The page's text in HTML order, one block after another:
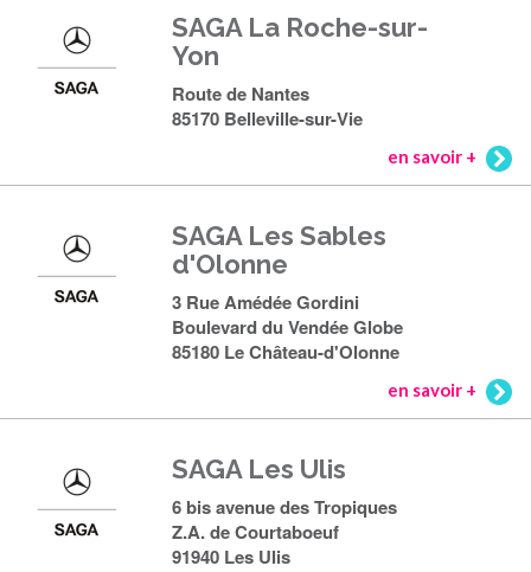
SAGA La Roche-sur-
Yon
Route de Nantes
85170 Belleville-sur-Vie
en savoir +
SAGA Les Sables
d'Olonne
3 Rue Amédée Gordini
Boulevard du Vendée Globe
85180 Le Château-d'Olonne
en savoir +
SAGA Les Ulis
6 bis avenue des Tropiques
Z.A. de Courtaboeuf
91940 Les Ulis